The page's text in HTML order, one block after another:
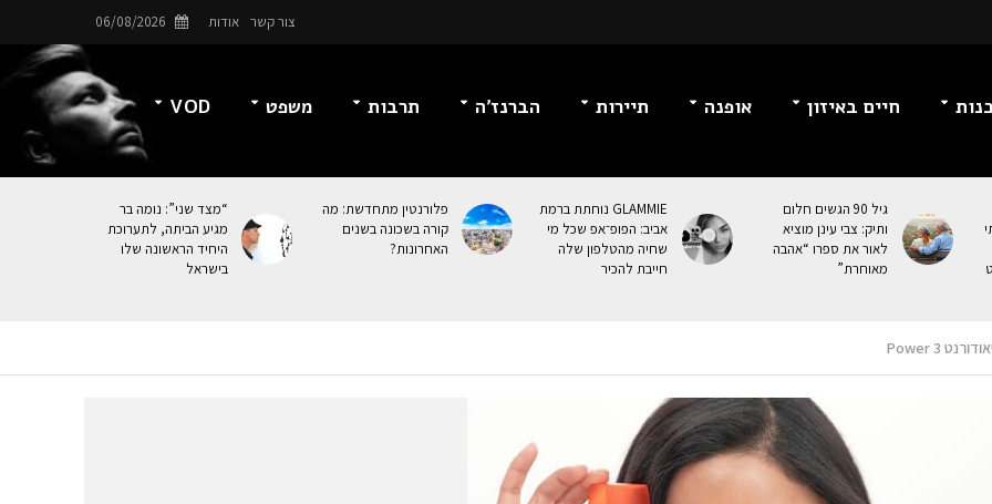
צור קשר אודות 06/08/2026
חיים באיזון אופנה תיירות הברנז’ה תרבות משפט VOD
גיל 90 הגשים חלום
ותיק: צבי עינן מוציא
לאור את ספרו “אהבה
מאוחרת”
GLAMMIE נוחתת ברמת
אביב: הפופ־אפ שכל מי
שחיה מהטלפון שלה
חייבת להכיר
פלורנטין מתחדשת: מה
קורה בשכונה בשנים
האחרונות?
“מצד שני”: נומה בר
מגיע הביתה, לתערוכת
היחיד הראשונה שלו
בישראל